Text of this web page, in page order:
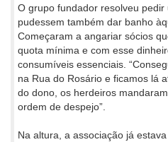
O grupo fundador resolveu
pudessem também dar banho
Começaram a angariar sócios
quota mínima e com esse
consumíveis essenciais.
na Rua do Rosário e ficamos lá
do dono, os herdeiros
ordem de despejo”.
Na altura, a associação já